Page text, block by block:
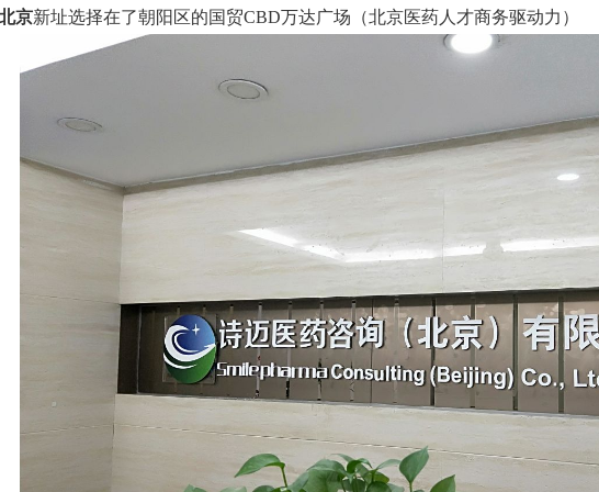
京新址选择在了朝阳区的国贸CBD万达广场（北京医药人才商务驱动力）